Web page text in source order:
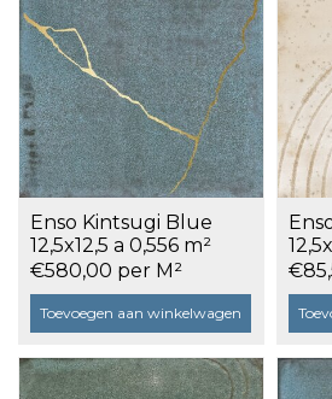
Enso Kintsugi Blue
12,5x12,5 a 0,556 m²
€580,00 per M²
Toevoegen aan winkelwagen